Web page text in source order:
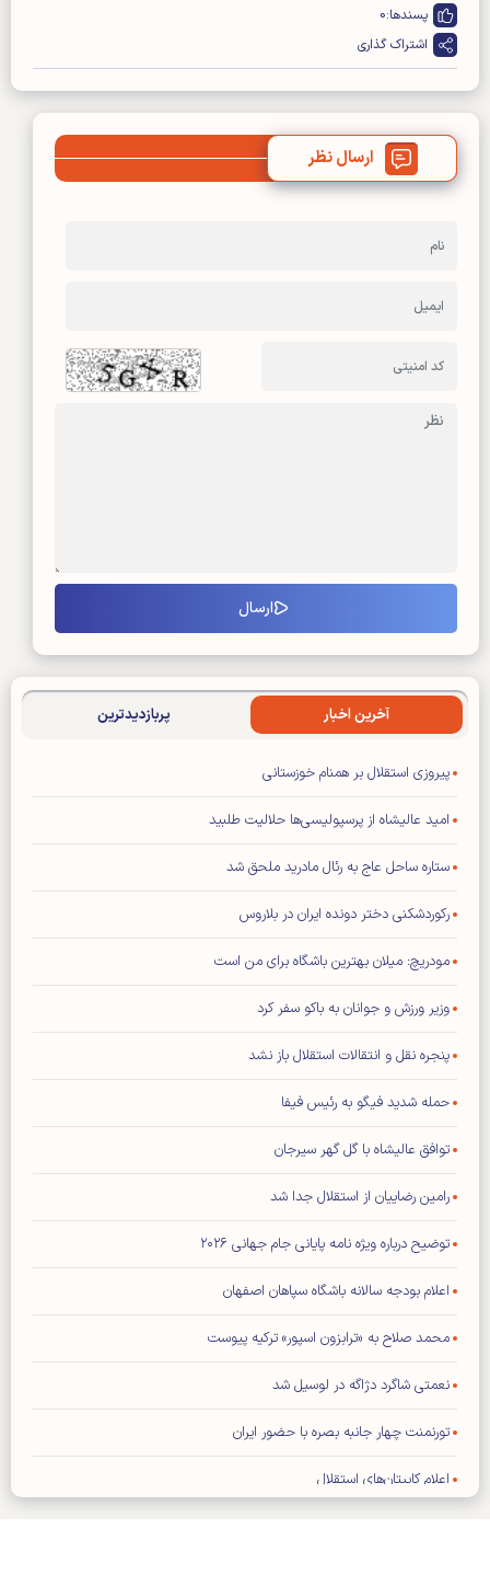
پسندها:0
اشتراک گذاری
ارسال نظر
آخرین اخبار پربازدیدترین
پیروزی استقلال بر همنام خوزستانی
امید عالیشاه از پرسپولیسی‌ها حلالیت طلبید
ستاره ساحل عاج به رئال مادرید ملحق شد
رکوردشکنی دختر دونده ایران در بلاروس
مودریچ: میلان بهترین باشگاه برای من است
وزیر ورزش و جوانان به باکو سفر کرد
پنجره نقل و انتقالات استقلال باز نشد
حمله شدید فیگو به رئیس فیفا
توافق عالیشاه با گل گهر سیرجان
رامین رضاییان از استقلال جدا شد
توضیح درباره ویژه نامه پایانی جام جهانی ۲۰۲۶
اعلام بودجه سالانه باشگاه سپاهان اصفهان
محمد صلاح به «ترابزون اسپور» ترکیه پیوست
نعمتی شاگرد دژاگه در لوسیل شد
تورنمنت چهار جانبه بصره با حضور ایران
اعلام کاپیتان‌های استقلال